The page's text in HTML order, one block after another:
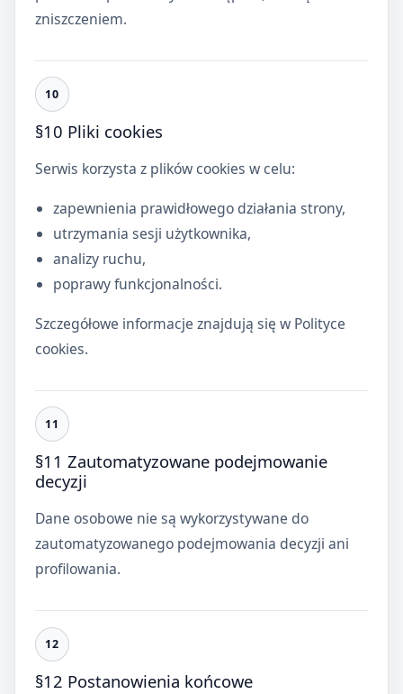
zniszczeniem.
§10 Pliki cookies
Serwis korzysta z plików cookies w celu:
zapewnienia prawidłowego działania strony,
utrzymania sesji użytkownika,
analizy ruchu,
poprawy funkcjonalności.
Szczegółowe informacje znajdują się w Polityce
cookies.
§11 Zautomatyzowane podejmowanie
decyzji
Dane osobowe nie są wykorzystywane do
zautomatyzowanego podejmowania decyzji ani
profilowania.
§12 Postanowienia końcowe